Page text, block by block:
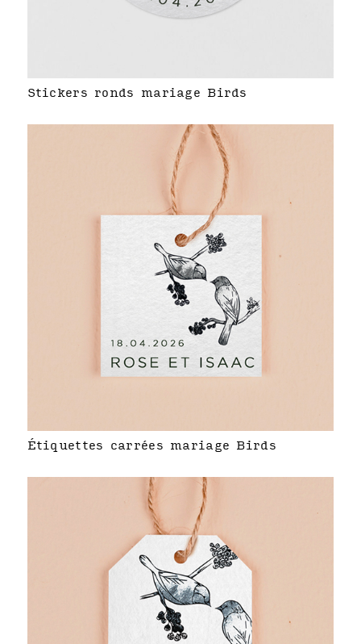
Stickers ronds mariage Birds
Étiquettes carrées mariage Birds